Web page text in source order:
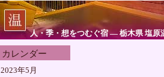
人・季・想をつむぐ宿 ― 栃木県 塩原
カレンダー
2023年5月